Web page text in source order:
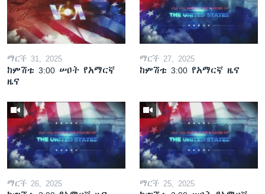
ማርች 31, 2025
ከምሽቱ 3:00 ሠዐት የአማርኛ
ዜና
ማርች 27, 2025
ከምሽቱ 3:00 የአማርኛ ዜና
ማርች 26, 2025 ማርች 25, 2025